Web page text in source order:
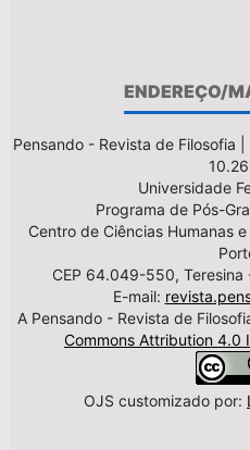
ENDEREÇO/
Pensando - Revista de Filosofia |
Universidade
Programa de Pós-
Centro de Ciências Humanas
CEP 64.049-550,
E-mail:
A Pensando - Revista de
Commons Attribution 4.0
OJS customizado por: